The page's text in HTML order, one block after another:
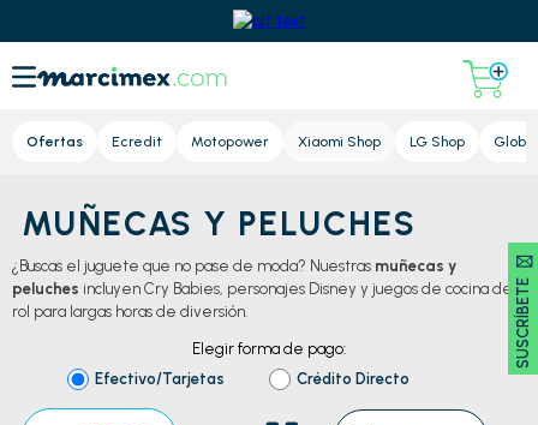
Ofertas Ecredit Motopower Xiaomi Shop LG Shop Global
SUSCRÍBETE 🖂
MUÑECAS Y PELUCHES
¿Buscas el juguete que no pase de moda? Nuestras muñecas y
peluches incluyen Cry Babies, personajes Disney y juegos de cocina de
rol para largas horas de diversión.
Elegir forma de pago:
Efectivo/Tarjetas
Crédito Directo